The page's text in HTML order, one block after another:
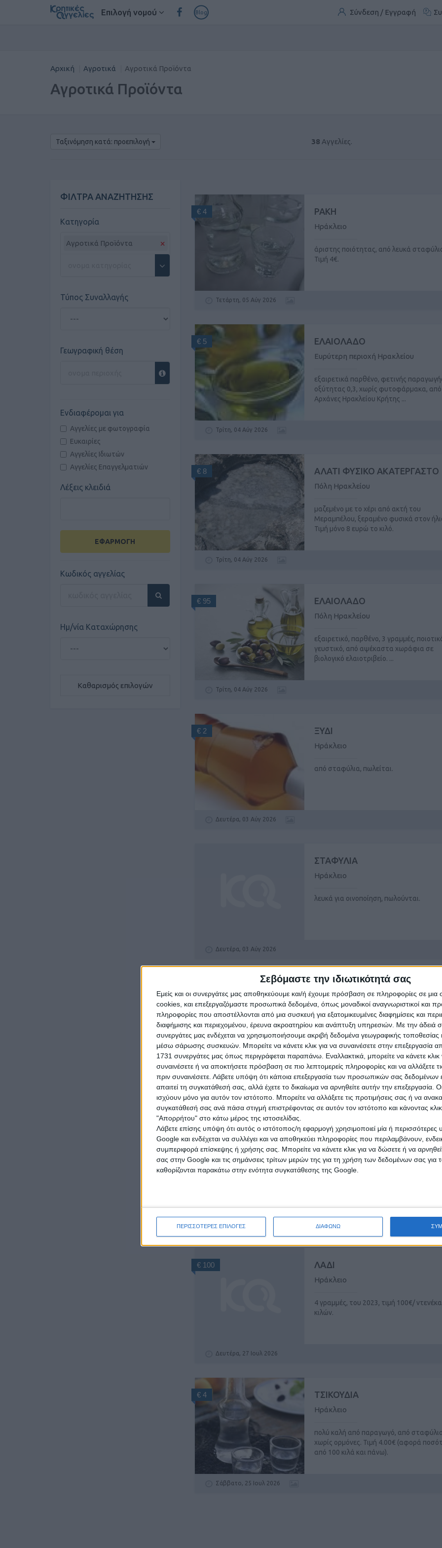
Σεβόμαστε την ιδιωτικότητά σας
Εμείς και οι συνεργάτες μας αποθηκεύουμε και/ή έχουμε πρόσβαση σε πληροφορίες σε
cookies, και επεξεργαζόμαστε προσωπικά δεδομένα, όπως μοναδικοί αναγνωριστικοί και
πληροφορίες που αποστέλλονται από μια συσκευή για εξατομικευμένες διαφημίσεις και
διαφήμισης και περιεχομένου, έρευνα ακροατηρίου και ανάπτυξη υπηρεσιών. Με την άδειά
συνεργάτες μας ενδέχεται να χρησιμοποιήσουμε ακριβή δεδομένα γεωγραφικής τοποθεσίας
μέσω σάρωσης συσκευών. Μπορείτε να κάνετε κλικ για να συναινέσετε στην επεξεργασία
1731 συνεργάτες μας όπως περιγράφεται παραπάνω. Εναλλακτικά, μπορείτε να κάνετε κλικ
συναινέσετε ή να αποκτήσετε πρόσβαση σε πιο λεπτομερείς πληροφορίες και να αλλάξετε
πριν συναινέσετε. Λάβετε υπόψη ότι κάποια επεξεργασία των προσωπικών σας δεδομένων
απαιτεί τη συγκατάθεσή σας, αλλά έχετε το δικαίωμα να αρνηθείτε αυτήν την επεξεργασία.
ισχύουν μόνο για αυτόν τον ιστότοπο. Μπορείτε να αλλάξετε τις προτιμήσεις σας ή να
συγκατάθεσή σας ανά πάσα στιγμή επιστρέφοντας σε αυτόν τον ιστότοπο και κάνοντας
"Απορρήτου" στο κάτω μέρος της ιστοσελίδας.
Λάβετε επίσης υπόψη ότι αυτός ο ιστότοπος/η εφαρμογή χρησιμοποιεί μία ή περισσότερες
Google και ενδέχεται να συλλέγει και να αποθηκεύει πληροφορίες που περιλαμβάνουν,
συμπεριφορά επίσκεψης ή χρήσης σας. Μπορείτε να κάνετε κλικ για να δώσετε ή να
σας στην Google και τις σημάνσεις τρίτων μερών της για τη χρήση των δεδομένων σας
καθορίζονται παρακάτω στην ενότητα συγκατάθεσης της Google.
ΠΕΡΙΣΣΟΤΕΡΕΣ ΕΠΙΛΟΓΕΣ ΔΙΑΦΩΝΩ
Επιλογή νομού Blog Σύνδεση / Εγγραφή
Αρχική Αγροτικά Αγροτικά Προϊόντα
Αγροτικά Προϊόντα
Ταξινόμηση κατά: προεπιλογή 38 Αγγελίες.
ΦΙΛΤΡΑ ΑΝΑΖΗΤΗΣΗΣ
Κατηγορία
Αγροτικά Προϊόντα ×
Τύπος Συναλλαγής
Γεωγραφική θέση
Ενδιαφέρομαι για
Αγγελίες με φωτογραφία
Ευκαιρίες
Αγγελίες Ιδιωτών
Αγγελίες Επαγγελματιών
Λέξεις κλειδιά
ΕΦΑΡΜΟΓΗ
Κωδικός αγγελίας
Ημ/νία Καταχώρησης
Καθαρισμός επιλογών
ΡΑΚΗ
Ηράκλειο
άριστης ποιότητας, από λευκά
Τιμή 4€.
€ 4
Τετάρτη, 05 Αύγ 2026
ΕΛΑΙΟΛΑΔΟ
Ευρύτερη περιοχή Ηρακλείου
εξαιρετικά παρθένο, φετινής
οξύτητας 0,3, χωρίς φυτοφάρμακα, από
Αρχάνες Ηρακλείου Κρήτης ...
€ 5
Τρίτη, 04 Αύγ 2026
ΑΛΑΤΙ ΦΥΣΙΚΟ ΑΚΑΤΕΡΓΑΣΤΟ
Πόλη Ηρακλείου
μαζεμένο με το χέρι από ακτή του
Μεραμπέλου, ξεραμένο φυσικά στον
Τιμή μόνο 8 ευρώ το κιλό.
€ 8
Τρίτη, 04 Αύγ 2026
ΕΛΑΙΟΛΑΔΟ
Πόλη Ηρακλείου
εξαιρετικό, παρθένο, 3 γραμμές,
γευστικό, από αψέκαστα χωράφια σε
βιολογικό ελαιοτριβείο. ...
€ 95
Τρίτη, 04 Αύγ 2026
ΞΥΔΙ
Ηράκλειο
από σταφύλια, πωλείται.
€ 2
Δευτέρα, 03 Αύγ 2026
ΣΤΑΦΥΛΙΑ
Ηράκλειο
λευκά για οινοποίηση, πωλούνται.
Δευτέρα, 03 Αύγ 2026
ΕΛΑΙΟΛΑΔΟ
Ηράκλειο
75€ το δοχείο 17l.
Τετάρτη, 29 Ιουλ 2026
ΜΕΛΙ
Ηράκλειο
θυμαρίσιο, πωλείται προς 10ευρώ/κιλό.
€ 10
Τετάρτη, 29 Ιουλ 2026
ΛΑΔΙ
Ηράκλειο
4 γραμμές, του 2023, τιμή 100€/
κιλών.
€ 100
Δευτέρα, 27 Ιουλ 2026
ΤΣΙΚΟΥΔΙΑ
Ηράκλειο
πολύ καλή από παραγωγό, από σταφύλια
χωρίς ορμόνες. Τιμή 4.00€ (αφορά
από 100 κιλά και πάνω).
€ 4
Σάββατο, 25 Ιουλ 2026